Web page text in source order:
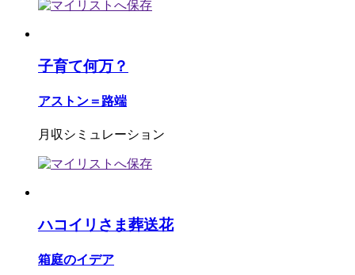
子育て何万？
アストン＝路端
月収シミュレーション
ハコイリさま葬送花
箱庭のイデア